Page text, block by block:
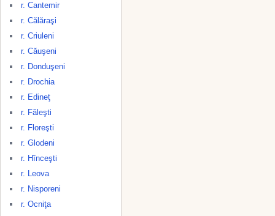
r. Cantemir
r. Călăraşi
r. Criuleni
r. Căuşeni
r. Donduşeni
r. Drochia
r. Edineţ
r. Făleşti
r. Floreşti
r. Glodeni
r. Hînceşti
r. Leova
r. Nisporeni
r. Ocniţa